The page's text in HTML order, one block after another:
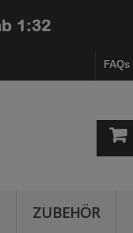
FAQs
ZUBEHÖR